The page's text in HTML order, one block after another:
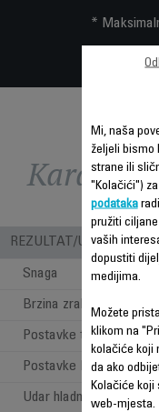
*
REZULTAT/UPOTREBA
Snaga
Brzina zraka (km/h)
Postavke temperature
Postavke brzine
Udar hladnog zraka
Mi, naša
željeli bismo
strane ili
"Kolačići")
podataka
pružiti
vaših
dopustiti
medijima.
Možete
klikom na
kolačiće koji
da ako
Kolačiće koji
web-mjesta.